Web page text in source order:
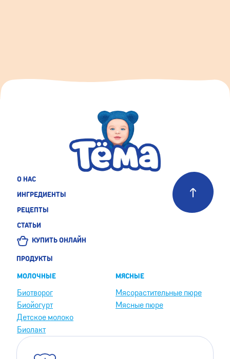
О НАС
ИНГРЕДИЕНТЫ
РЕЦЕПТЫ
СТАТЬИ
КУПИТЬ ОНЛАЙН
ПРОДУКТЫ
МОЛОЧНЫЕ
Биотворог
Биойогурт
Детское молоко
Биолакт
МЯСНЫЕ
Мясорастительные пюре
Мясные пюре